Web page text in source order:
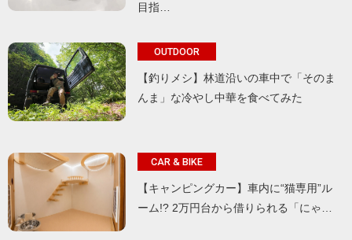
目指…
OUTDOOR
【釣りメシ】林道沿いの車中で「そのま
んま」な冷やし中華を食べてみた
CAR & BIKE
【キャンピングカー】車内に“猫専用”ル
ーム!? 2万円台から借りられる「にゃ…